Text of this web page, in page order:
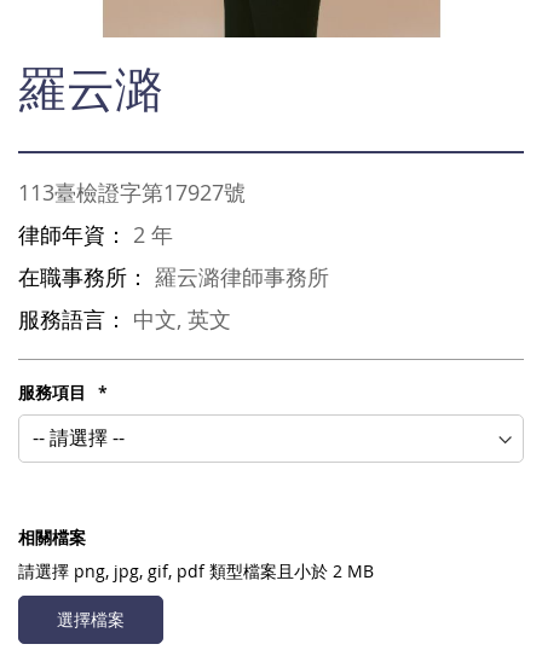
to
the
beginning
images
羅云潞
113臺檢證字第17927號
律師年資： 2 年
在職事務所： 羅云潞律師事務所
服務語言： 中文, 英文
服務項目
相關檔案
請選擇 png, jpg, gif, pdf類型檔案且小於 2 MB
選擇檔案